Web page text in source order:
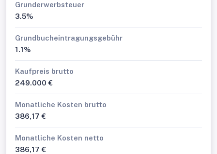
Grunderwerbsteuer
3.5%
Grundbucheintragungsgebühr
1.1%
Kaufpreis brutto
249.000 €
Monatliche Kosten brutto
386,17 €
Monatliche Kosten netto
386,17 €